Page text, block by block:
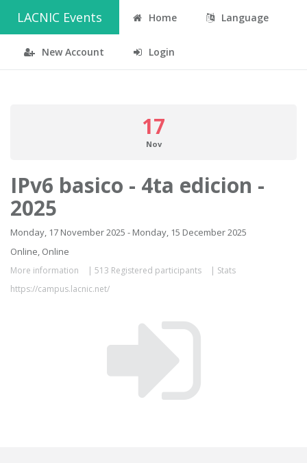
LACNIC Events Home Language
New Account Login
17
Nov
IPv6 basico - 4ta edicion -
2025
Monday, 17 November 2025 - Monday, 15 December 2025
Online, Online
More information | 513 Registered participants | Stats
https://campus.lacnic.net/